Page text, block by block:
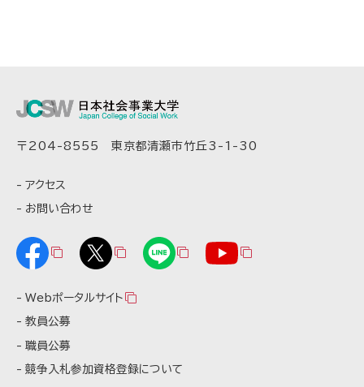
〒204-8555 東京都清瀬市竹丘3-1-30
アクセス
お問い合わせ
Webポータルサイト
教員公募
職員公募
競争入札参加資格登録について